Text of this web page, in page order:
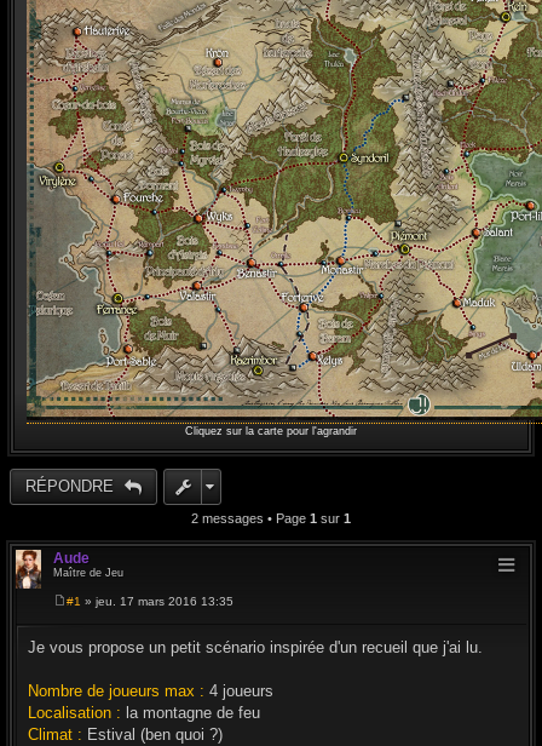
Cliquez sur la carte pour l'agrandir
RÉPONDRE
2 messages • Page 1 sur 1
Aude
Maître de Jeu
s
e
#1 » jeu. 17 mars 2016 13:35
Je vous propose un petit scénario inspirée d'un recueil que j'ai lu.
Nombre de joueurs max : 4 joueurs
Localisation : la montagne de feu
Climat : Estival (ben quoi ?)